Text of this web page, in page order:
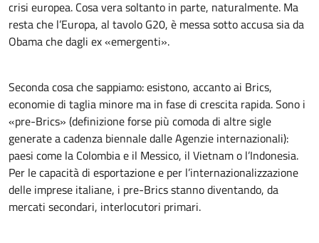
crisi europea. Cosa vera soltanto in parte, naturalmente. Ma
resta che l’Europa, al tavolo G20, è messa sotto accusa sia da
Obama che dagli ex «emergenti».
Seconda cosa che sappiamo: esistono, accanto ai Brics,
economie di taglia minore ma in fase di crescita rapida. Sono i
«pre-Brics» (definizione forse più comoda di altre sigle
generate a cadenza biennale dalle Agenzie internazionali):
paesi come la Colombia e il Messico, il Vietnam o l’Indonesia.
Per le capacità di esportazione e per l’internazionalizzazione
delle imprese italiane, i pre-Brics stanno diventando, da
mercati secondari, interlocutori primari.